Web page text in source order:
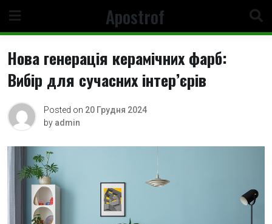
content
Apostrof
Нова генерація керамічних фарб:
Вибір для сучасних інтер’єрів
Posted on 20 Грудня 2024
by admin